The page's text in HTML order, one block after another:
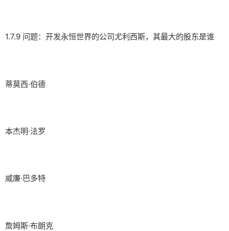
1.7.9 问题：开发永恒世界的公司尤利西斯，其最大的股东是谁
蒂莫西·伯德
本杰明·法罗
威廉·巴多特
詹姆斯·布朗克